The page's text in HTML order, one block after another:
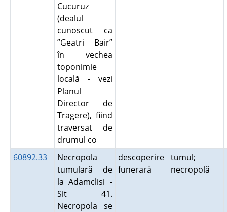
Cucuruz
(dealul
cunoscut ca
”Geatri Bair”
în vechea
toponimie
locală - vezi
Planul
Director de
Tragere), fiind
traversat de
drumul co
60892.33
Necropola
tumulară de
la Adamclisi -
Sit 41.
Necropola se
descoperire
funerară
tumul;
necropolă